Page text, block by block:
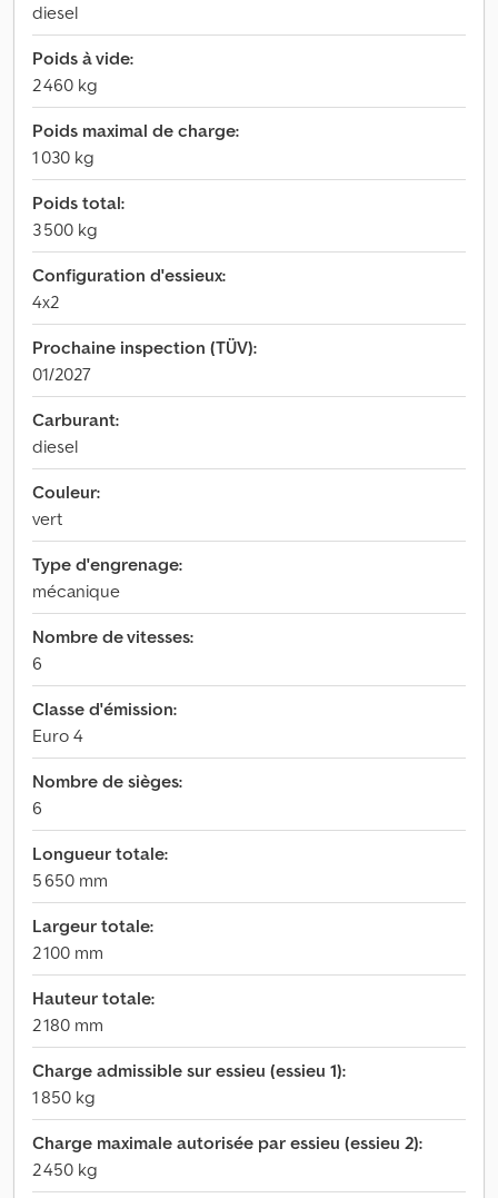
diesel
Poids à vide:
2 460 kg
Poids maximal de charge:
1 030 kg
Poids total:
3 500 kg
Configuration d'essieux:
4x2
Prochaine inspection (TÜV):
01/2027
Carburant:
diesel
Couleur:
vert
Type d'engrenage:
mécanique
Nombre de vitesses:
6
Classe d'émission:
Euro 4
Nombre de sièges:
6
Longueur totale:
5 650 mm
Largeur totale:
2 100 mm
Hauteur totale:
2 180 mm
Charge admissible sur essieu (essieu 1):
1 850 kg
Charge maximale autorisée par essieu (essieu 2):
2 450 kg